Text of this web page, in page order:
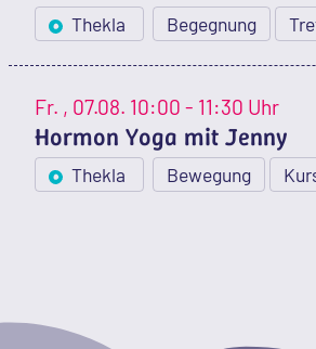
Thekla Begegnung
Fr. , 07.08. 10:00 - 11:30 Uhr
Hormon Yoga mit Jenny
Thekla Bewegung